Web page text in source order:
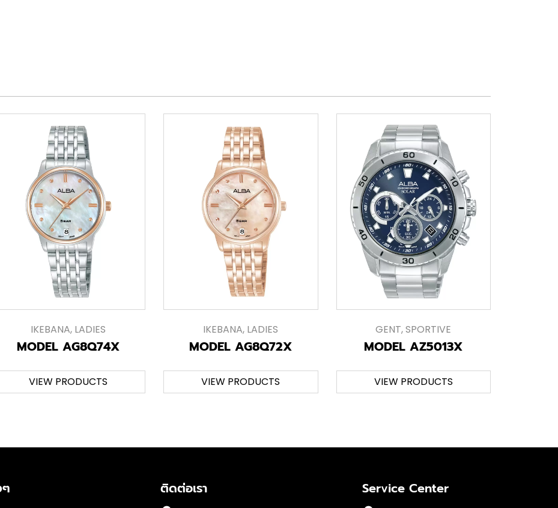
IKEBANA, LADIES
MODEL AG8Q74X
VIEW PRODUCTS
IKEBANA, LADIES
MODEL AG8Q72X
VIEW PRODUCTS
GENT,SPORTIVE
MODEL AZ5013X
VIEW PRODUCTS
ติดต่อเรา Service Center